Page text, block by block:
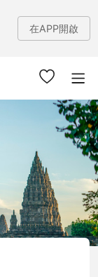
在APP開啟